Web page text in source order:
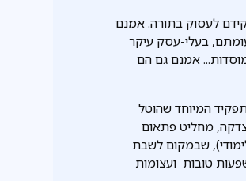
לעסוק בתורה. אמנם
בעלי-עסק עיקר
אמנם גם הם
המיוחד שהוטל
מחליט פתאום
שבמקום לשבת
טובות ועצומות